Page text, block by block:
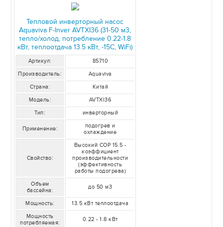
Тепловой инверторный насос
Aquaviva F-Inver AVTXI36 (31-50 м3,
тепло/холод, потребление 0.22-1.8
кВт, теплоотдача 13.5 кВт, -15С, WiFi)
Артикул:
85710
Производитель:
Aquaviva
Страна:
Китай
Модель:
AVTXI36
Тип:
инверторный
Применение:
подогрев и
охлаждение
Свойство:
Высокий COP 15.5 -
коэффициент
производительности
(эффективность
работы подогрева)
Объем
бассейна:
до 50 м3
Мощность:
13.5 кВт теплоотдача
Мощность
потребляемая:
0.22 - 1.8 кВт